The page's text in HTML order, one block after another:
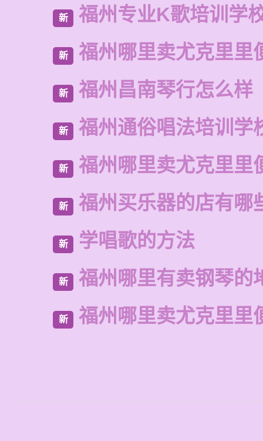
新 福州专业K歌培训学
新 福州哪里卖尤克里里
新 福州昌南琴行怎么样
新 福州通俗唱法培训学
新 福州哪里卖尤克里里
新 福州买乐器的店有哪
新 学唱歌的方法
新 福州哪里有卖钢琴的
新 福州哪里卖尤克里里